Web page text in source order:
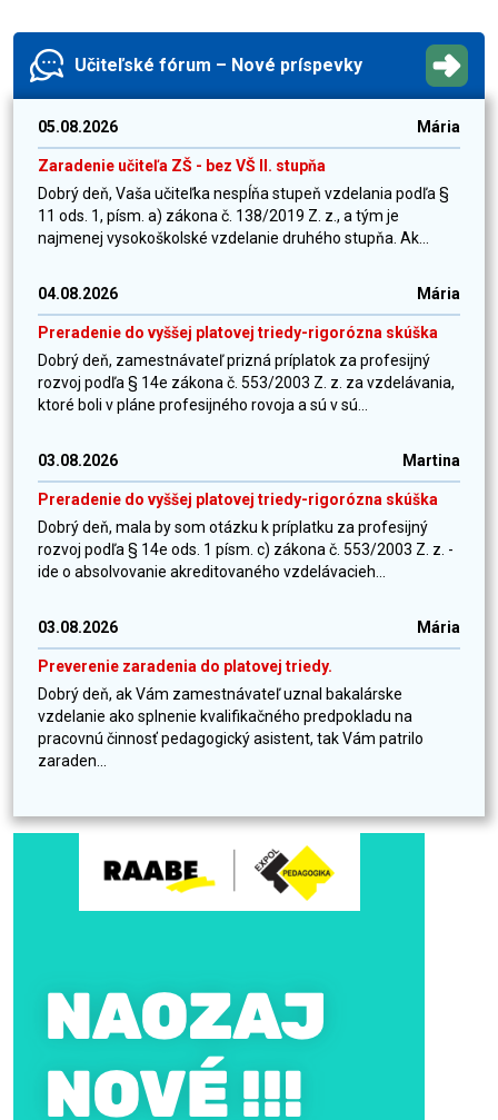
Učiteľské fórum – Nové príspevky
05.08.2026 Mária
Zaradenie učiteľa ZŠ - bez VŠ II. stupňa
Dobrý deň, Vaša učiteľka nespĺňa stupeň vzdelania podľa §
11 ods. 1, písm. a) zákona č. 138/2019 Z. z., a tým je
najmenej vysokoškolské vzdelanie druhého stupňa. Ak...
04.08.2026 Mária
Preradenie do vyššej platovej triedy-rigorózna skúška
Dobrý deň, zamestnávateľ prizná príplatok za profesijný
rozvoj podľa § 14e zákona č. 553/2003 Z. z. za vzdelávania,
ktoré boli v pláne profesijného rovoja a sú v sú...
03.08.2026 Martina
Preradenie do vyššej platovej triedy-rigorózna skúška
Dobrý deň, mala by som otázku k príplatku za profesijný
rozvoj podľa § 14e ods. 1 písm. c) zákona č. 553/2003 Z. z. -
ide o absolvovanie akreditovaného vzdelávacieh...
03.08.2026 Mária
Preverenie zaradenia do platovej triedy.
Dobrý deň, ak Vám zamestnávateľ uznal bakalárske
vzdelanie ako splnenie kvalifikačného predpokladu na
pracovnú činnosť pedagogický asistent, tak Vám patrilo
zaraden...